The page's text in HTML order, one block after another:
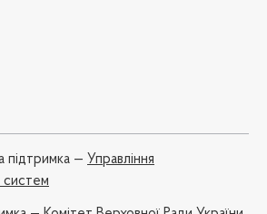
підтримка — Управління
систем